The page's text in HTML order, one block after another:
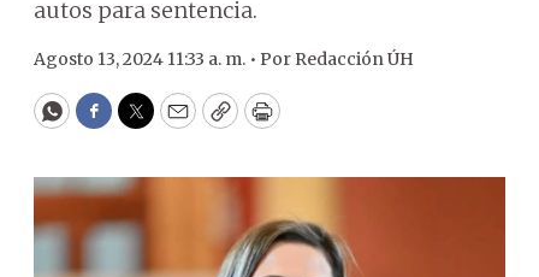
autos para sentencia.
Agosto 13, 2024 11:33 a. m. • Por Redacción ÚH
WhatsApp
Facebook
Twitter
EmailCopyPrint